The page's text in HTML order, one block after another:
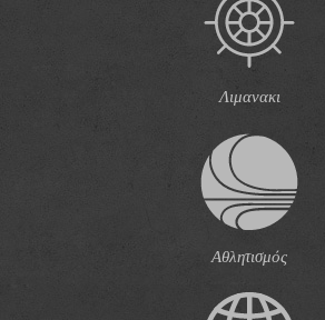
Λιμανακι
Αθλητισμός